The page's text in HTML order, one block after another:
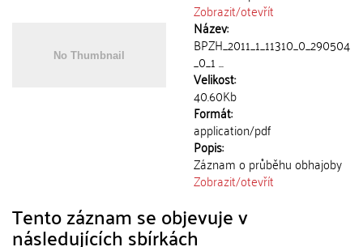
Zobrazit/otevřít
Název:
BPZH_2011_1_11310_0_290504
_0_1 ...
Velikost:
40.60Kb
Formát:
application/pdf
Popis:
Záznam o průběhu obhajoby
Zobrazit/otevřít
Tento záznam se objevuje v
následujících sbírkách